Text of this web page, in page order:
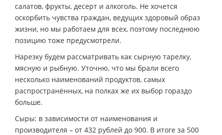
салатов, фрукты, десерт и алкоголь. Не хочется
оскорбить чувства граждан, ведущих здоровый образ
жизни, но мы работаем для всех, поэтому последнюю
позицию тоже предусмотрели.
Нарезку будем рассматривать как сырную тарелку,
мясную и рыбную. Уточню, что мы брали всего
несколько наименований продуктов, самых
распространённых, на полках же их выбор гораздо
больше.
Сыры: в зависимости от наименования и
производителя – от 432 рублей до 900. В итоге за 500